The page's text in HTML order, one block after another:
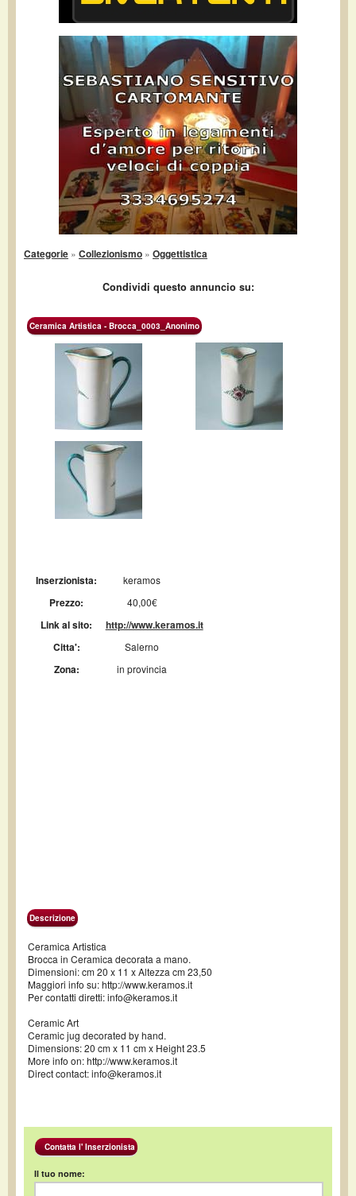
Categorie » Collezionismo » Oggettistica
Condividi questo annuncio su:
Ceramica Artistica - Brocca_0003_Anonimo
Inserzionista: keramos
Prezzo: 40,00€
Link al sito:
http://www.keramos.it
Citta':
Salerno
Zona: in provincia
Descrizione
Ceramica Artistica
Brocca in Ceramica decorata a mano.
Dimensioni: cm 20 x 11 x Altezza cm 23,50
Maggiori info su: http://www.keramos.it
Per contatti diretti: info@keramos.it
Ceramic Art
Ceramic jug decorated by hand.
Dimensions: 20 cm x 11 cm x Height 23.5
More info on: http://www.keramos.it
Direct contact: info@keramos.it
Contatta l' Inserzionista
Il tuo nome: